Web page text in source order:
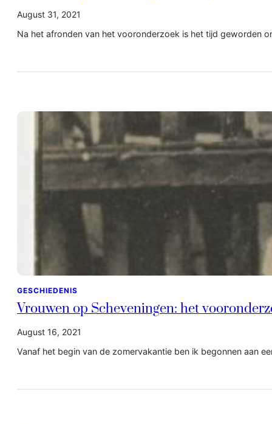
August 31, 2021
Na het afronden van het vooronderzoek is het tijd geworden
GESCHIEDENIS
Vrouwen op Scheveningen: het
August 16, 2021
Vanaf het begin van de zomervakantie ben ik begonnen aan